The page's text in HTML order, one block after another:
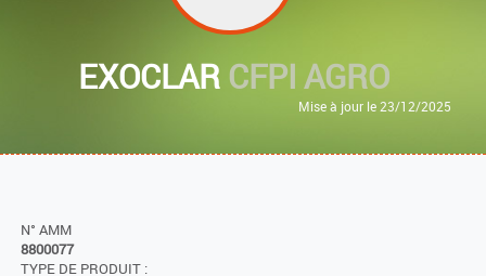
EXOCLARCFPI AGRO
Mise à jour le 23/12/2025
N° AMM
8800077
TYPE DE PRODUIT :